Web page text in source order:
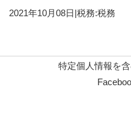
2021年10月08日|税務:税務
特定個人情報を